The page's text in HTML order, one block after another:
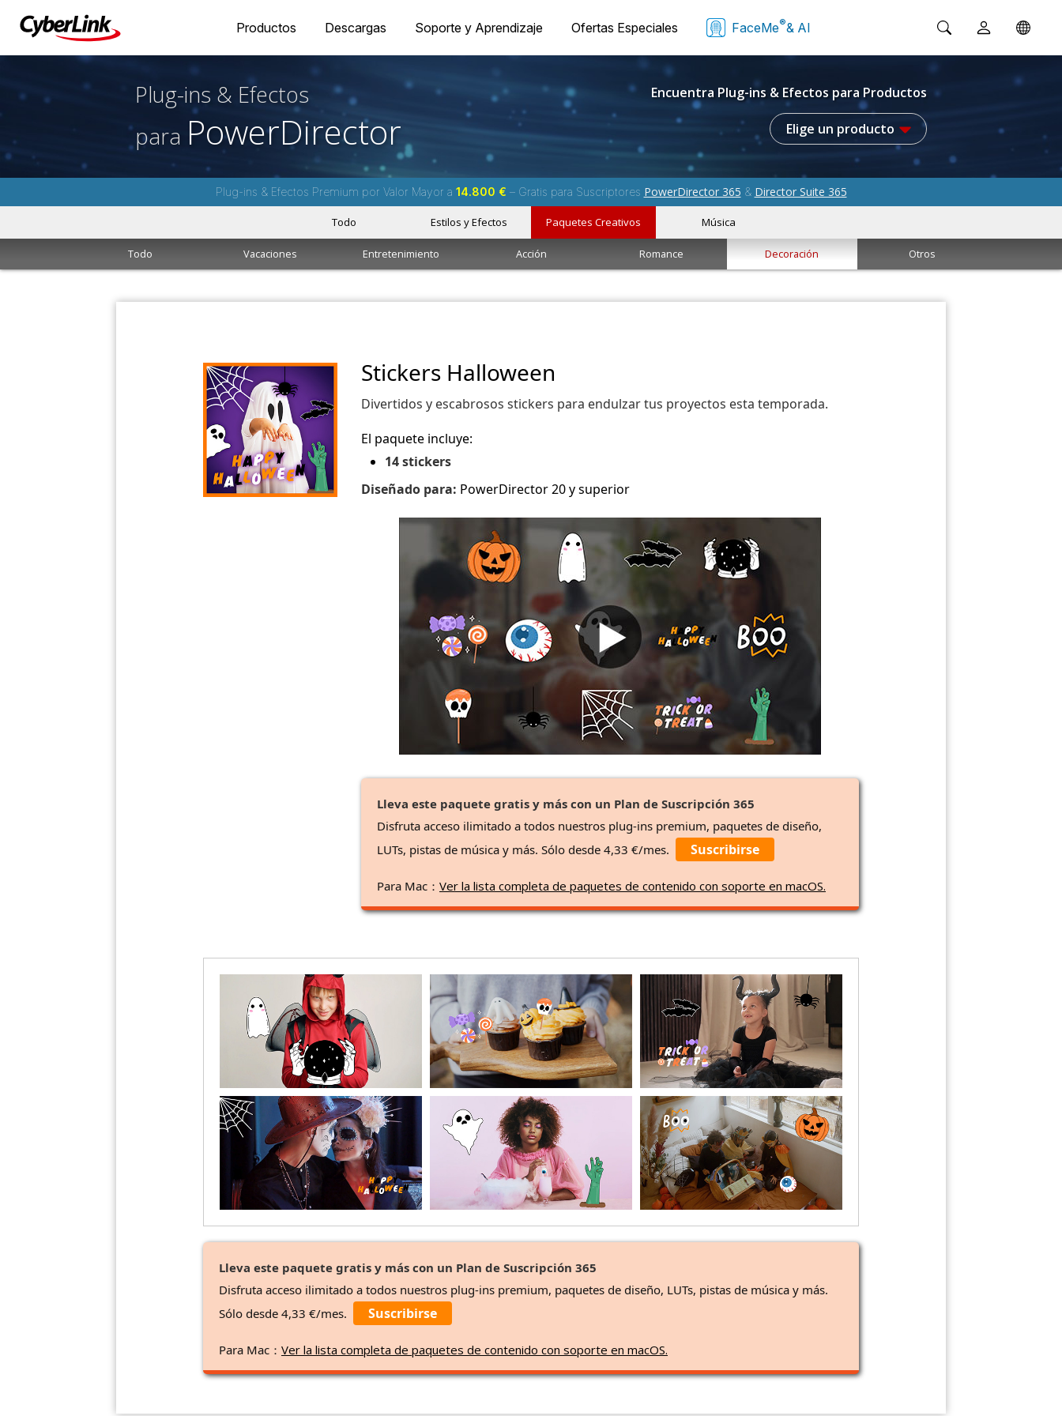
Productos Descargas Soporte y Aprendizaje Ofertas Especiales FaceMe®& AI
Plug-ins & Efectos
para PowerDirector
Encuentra Plug-ins & Efectos para Productos
Elige un producto
Plug-ins & Efectos Premium por Valor Mayor a 14.800 € – Gratis para Suscriptores PowerDirector 365 & Director Suite 365
Todo Estilos y Efectos Paquetes Creativos Música
Todo Vacaciones Entretenimiento Acción Romance Decoración Otros
Stickers Halloween
Divertidos y escabrosos stickers para endulzar tus proyectos esta temporada.
El paquete incluye:
14 stickers
Diseñado para: PowerDirector 20 y superior
Lleva este paquete gratis y más con un Plan de Suscripción 365
Disfruta acceso ilimitado a todos nuestros plug-ins premium, paquetes de diseño,
LUTs, pistas de música y más. Sólo desde 4,33 €/mes.
Suscribirse
Para Mac： Ver la lista completa de paquetes de contenido con soporte en macOS.
Lleva este paquete gratis y más con un Plan de Suscripción 365
Disfruta acceso ilimitado a todos nuestros plug-ins premium, paquetes de diseño, LUTs, pistas de música y más.
Sólo desde 4,33 €/mes.
Suscribirse
Para Mac： Ver la lista completa de paquetes de contenido con soporte en macOS.